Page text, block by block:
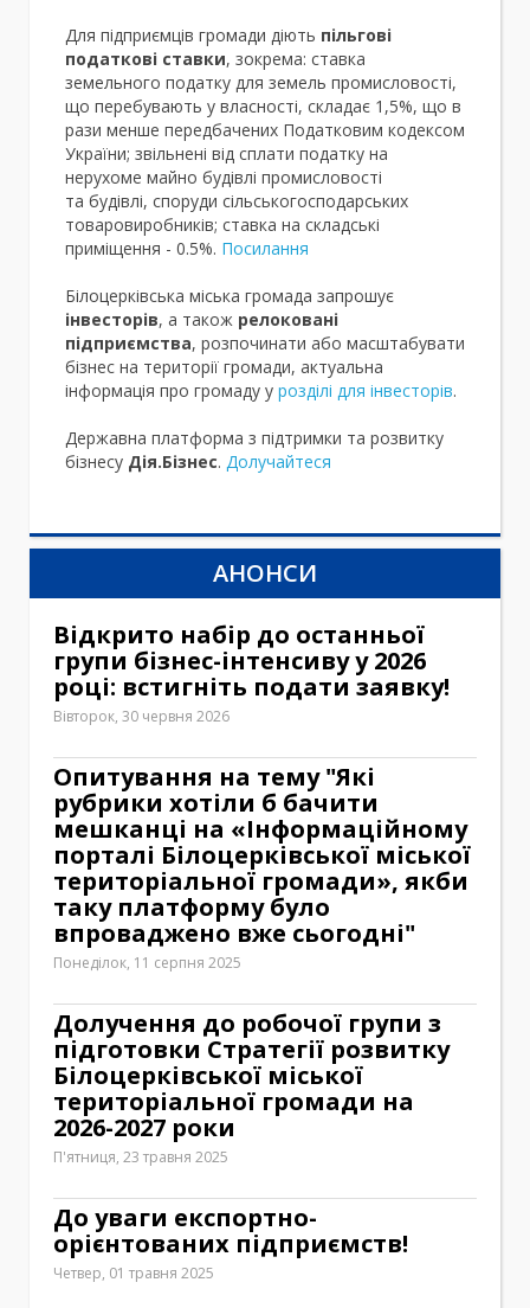
Для підприємців громади діють пільгові
податкові ставки, зокрема: ставка
земельного податку для земель промисловості,
що перебувають у власності, складає 1,5%, що в
рази менше передбачених Податковим кодексом
України; звільнені від сплати податку на
нерухоме майно будівлі промисловості
та будівлі, споруди сільськогосподарських
товаровиробників; ставка на складські
приміщення - 0.5%. Посилання
Білоцерківська міська громада запрошує
інвесторів, а також релоковані
підприємства, розпочинати або масштабувати
бізнес на території громади, актуальна
інформація про громаду у розділі для інвесторів.
Державна платформа з підтримки та розвитку
бізнесу Дія.Бізнес. Долучайтеся
АНОНСИ
Відкрито набір до останньої
групи бізнес-інтенсиву у 2026
році: встигніть подати заявку!
Вівторок, 30 червня 2026
Опитування на тему "Які
рубрики хотіли б бачити
мешканці на «Інформаційному
порталі Білоцерківської міської
територіальної громади», якби
таку платформу було
впроваджено вже сьогодні"
Понеділок, 11 серпня 2025
Долучення до робочої групи з
підготовки Стратегії розвитку
Білоцерківської міської
територіальної громади на
2026-2027 роки
П'ятниця, 23 травня 2025
До уваги експортно-
орієнтованих підприємств!
Четвер, 01 травня 2025